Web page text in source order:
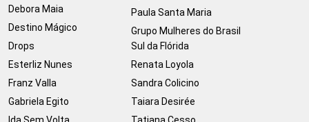
Debora Maia
Destino Mágico
Drops
Esterliz Nunes
Franz Valla
Gabriela Egito
Ida Sem Volta
Paula Santa Maria
Grupo Mulheres do Brasil
Sul da Flórida
Renata Loyola
Sandra Colicino
Taiara Desirée
Tatiana Cesso